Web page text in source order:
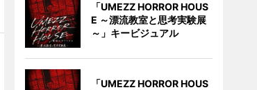
「UMEZZ HORROR HOUS
E ～漂流教室と思考実験展
～」キービジュアル
「UMEZZ HORROR HOUS